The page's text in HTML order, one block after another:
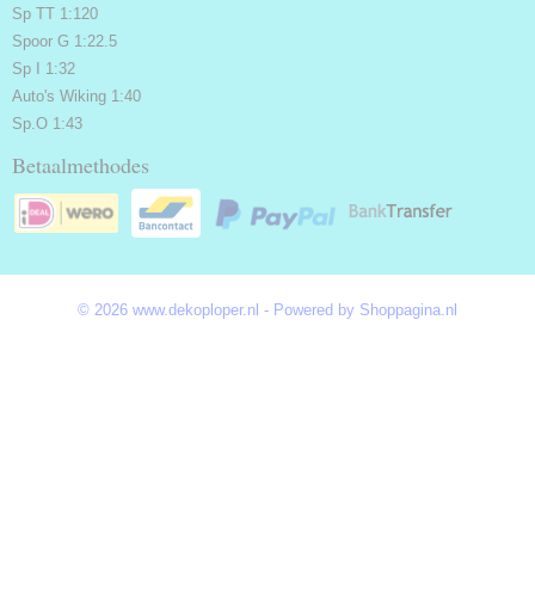
Sp TT 1:120
Spoor G 1:22.5
Sp I 1:32
Auto's Wiking 1:40
Sp.O 1:43
Betaalmethodes
© 2026 www.dekoploper.nl - Powered by Shoppagina.nl